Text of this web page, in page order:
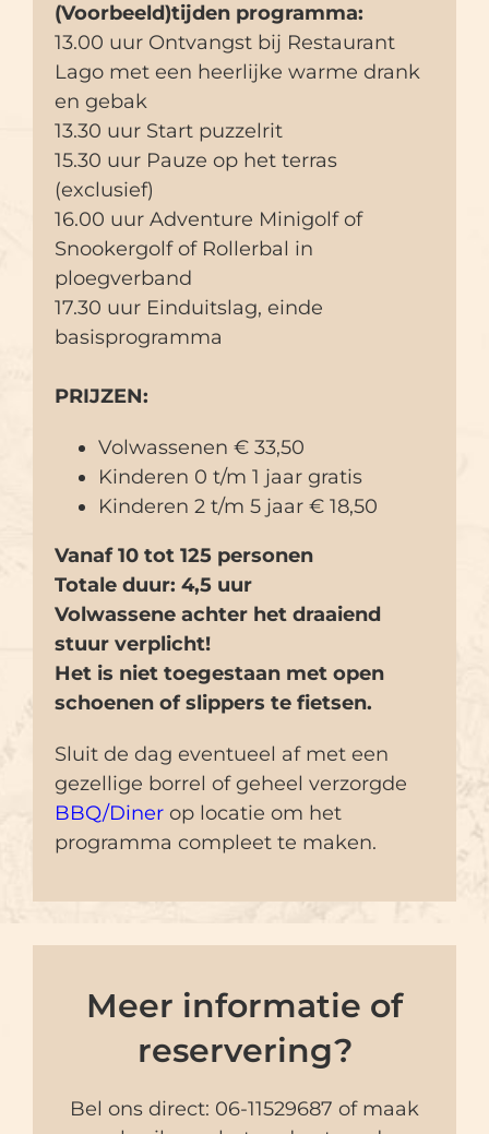
(Voorbeeld)tijden programma:
13.00 uur Ontvangst bij Restaurant
Lago met een heerlijke warme drank
en gebak
13.30 uur Start puzzelrit
15.30 uur Pauze op het terras
(exclusief)
16.00 uur Adventure Minigolf of
Snookergolf of Rollerbal in
ploegverband
17.30 uur Einduitslag, einde
basisprogramma
PRIJZEN:
Volwassenen € 33,50
Kinderen 0 t/m 1 jaar gratis
Kinderen 2 t/m 5 jaar € 18,50
Vanaf 10 tot 125 personen
Totale duur: 4,5 uur
Volwassene achter het draaiend
stuur verplicht!
Het is niet toegestaan met open
schoenen of slippers te fietsen.
Sluit de dag eventueel af met een
gezellige borrel of geheel verzorgde
BBQ/Diner op locatie om het
programma compleet te maken.
Meer informatie of
reservering?
Bel ons direct: 06-11529687 of maak